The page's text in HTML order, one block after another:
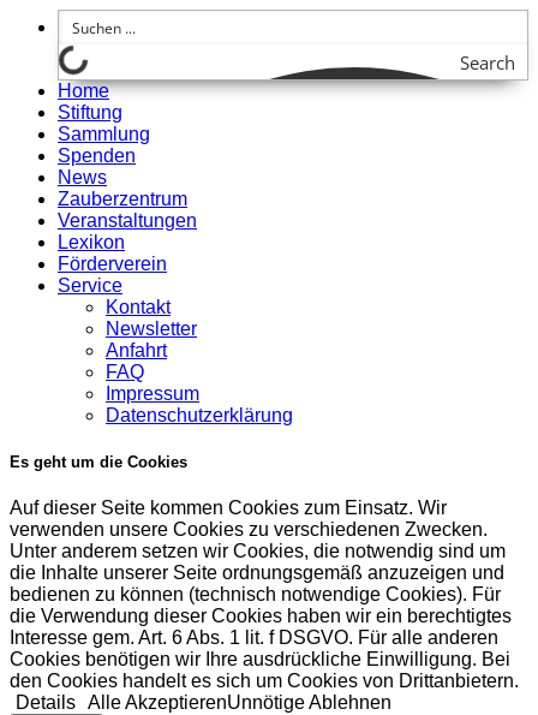
Search
Home
Stiftung
Sammlung
Spenden
News
Zauberzentrum
Veranstaltungen
Lexikon
Förderverein
Service
Kontakt
Newsletter
Anfahrt
FAQ
Impressum
Datenschutzerklärung
Es geht um die Cookies
Auf dieser Seite kommen Cookies zum Einsatz. Wir
verwenden unsere Cookies zu verschiedenen Zwecken.
Unter anderem setzen wir Cookies, die notwendig sind um
die Inhalte unserer Seite ordnungsgemäß anzuzeigen und
bedienen zu können (technisch notwendige Cookies). Für
die Verwendung dieser Cookies haben wir ein berechtigtes
Interesse gem. Art. 6 Abs. 1 lit. f DSGVO. Für alle anderen
Cookies benötigen wir Ihre ausdrückliche Einwilligung. Bei
den Cookies handelt es sich um Cookies von Drittanbietern.
Details Alle AkzeptierenUnnötige Ablehnen